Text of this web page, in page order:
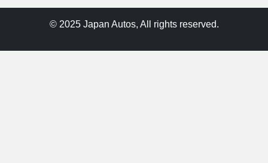
© 2025 Japan Autos, All rights reserved.